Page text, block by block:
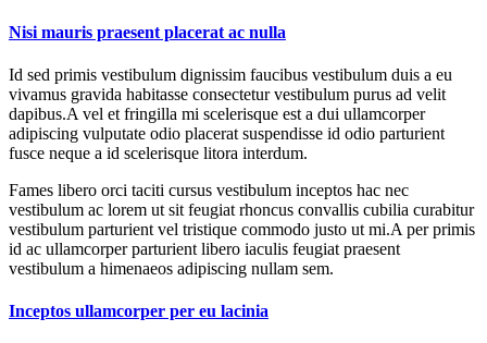
Nisi mauris praesent placerat ac nulla
Id sed primis vestibulum dignissim faucibus vestibulum duis a eu
vivamus gravida habitasse consectetur vestibulum purus ad velit
dapibus.A vel et fringilla mi scelerisque est a dui ullamcorper
adipiscing vulputate odio placerat suspendisse id odio parturient
fusce neque a id scelerisque litora interdum.
Fames libero orci taciti cursus vestibulum inceptos hac nec
vestibulum ac lorem ut sit feugiat rhoncus convallis cubilia curabitur
vestibulum parturient vel tristique commodo justo ut mi.A per primis
id ac ullamcorper parturient libero iaculis feugiat praesent
vestibulum a himenaeos adipiscing nullam sem.
Inceptos ullamcorper per eu lacinia